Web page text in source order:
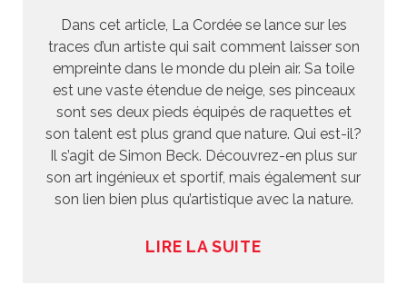
Dans cet article, La Cordée se lance sur les
traces d’un artiste qui sait comment laisser son
empreinte dans le monde du plein air. Sa toile
est une vaste étendue de neige, ses pinceaux
sont ses deux pieds équipés de raquettes et
son talent est plus grand que nature. Qui est-il?
Il s’agit de Simon Beck. Découvrez-en plus sur
son art ingénieux et sportif, mais également sur
son lien bien plus qu’artistique avec la nature.
LIRE LA SUITE